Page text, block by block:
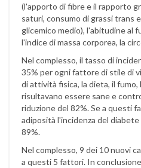
(l'apporto di fibre e il rapporto
saturi, consumo di grassi trans
glicemico medio), l'abitudine al
l'indice di massa corporea, la
Nel complesso, il tasso di
35% per ogni fattore di stile di
di attività fisica, la dieta, il fumo,
risultavano essere sane e
riduzione del 82%. Se a questi
adiposità l'incidenza del
89%.
Nel complesso, 9 dei 10 nuovi
a questi 5 fattori. In